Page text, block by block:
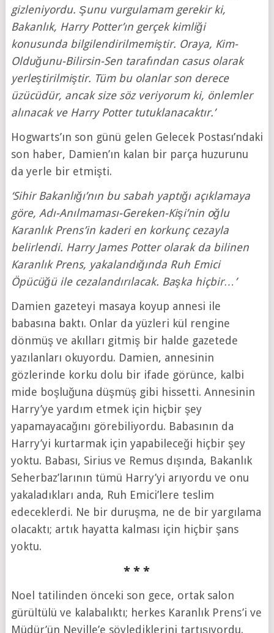
gizleniyordu. Şunu vurgulamam gerekir ki,
Bakanlık, Harry Potter’ın gerçek kimliği
konusunda bilgilendirilmemiştir. Oraya, Kim-
Olduğunu-Bilirsin-Sen tarafından casus olarak
yerleştirilmiştir. Tüm bu olanlar son derece
üzücüdür, ancak size söz veriyorum ki, önlemler
alınacak ve Harry Potter tutuklanacaktır.’
Hogwarts’ın son günü gelen Gelecek Postası’ndaki
son haber, Damien’ın kalan bir parça huzurunu
da yerle bir etmişti.
‘Sihir Bakanlığı’nın bu sabah yaptığı açıklamaya
göre, Adı-Anılmaması-Gereken-Kişi’nin oğlu
Karanlık Prens’in kaderi en korkunç cezayla
belirlendi. Harry James Potter olarak da bilinen
Karanlık Prens, yakalandığında Ruh Emici
Öpücüğü ile cezalandırılacak. Başka hiçbir…’
Damien gazeteyi masaya koyup annesi ile
babasına baktı. Onlar da yüzleri kül rengine
dönmüş ve akılları gitmiş bir halde gazetede
yazılanları okuyordu. Damien, annesinin
gözlerinde korku dolu bir ifade görünce, kalbi
mide boşluğuna düşmüş gibi hissetti. Annesinin
Harry’ye yardım etmek için hiçbir şey
yapamayacağını görebiliyordu. Babasının da
Harry’yi kurtarmak için yapabileceği hiçbir şey
yoktu. Babası, Sirius ve Remus dışında, Bakanlık
Seherbaz’larının tümü Harry’yi arıyordu ve onu
yakaladıkları anda, Ruh Emici’lere teslim
edeceklerdi. Ne bir duruşma, ne de bir yargılama
olacaktı; artık hayatta kalması için hiçbir şans
yoktu.
* * *
Noel tatilinden önceki son gece, ortak salon
gürültülü ve kalabalıktı; herkes Karanlık Prens’i ve
Müdür’ün Neville’e söylediklerini tartışıyordu.